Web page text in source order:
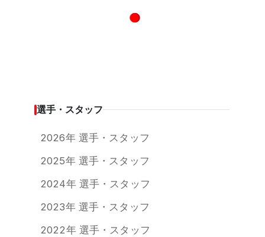
選手・スタッフ
2026年 選手・スタッフ
2025年 選手・スタッフ
2024年 選手・スタッフ
2023年 選手・スタッフ
2022年 選手・スタッフ